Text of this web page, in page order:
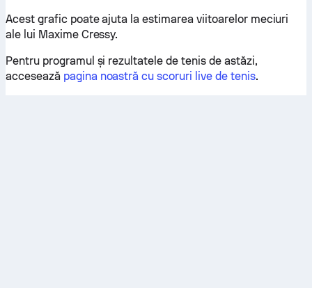
Acest grafic poate ajuta la estimarea viitoarelor meciuri
ale lui Maxime Cressy.
Pentru programul și rezultatele de tenis de astăzi,
accesează pagina noastră cu scoruri live de tenis.